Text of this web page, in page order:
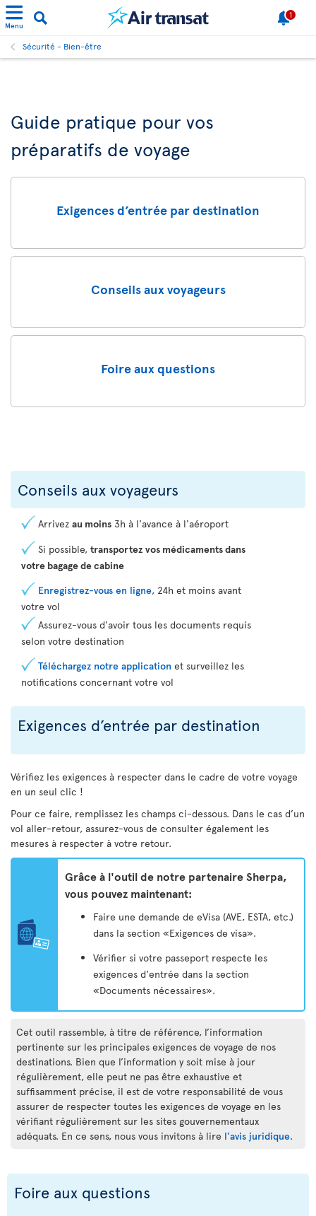
Menu
1
Sécurité - Bien-être
Guide pratique pour vos
préparatifs de voyage
Exigences d’entrée par destination
Conseils aux voyageurs
Foire aux questions
Conseils aux voyageurs
Arrivez au moins 3h à l'avance à l'aéroport
Si possible, transportez vos médicaments dans
votre bagage de cabine
Enregistrez-vous en ligne, 24h et moins avant
votre vol
Assurez-vous d'avoir tous les documents requis
selon votre destination
Téléchargez notre application et surveillez les
notifications concernant votre vol
Exigences d’entrée par destination
Vérifiez les exigences à respecter dans le cadre de votre voyage
en un seul clic !
Pour ce faire, remplissez les champs ci-dessous. Dans le cas d’un
vol aller-retour, assurez-vous de consulter également les
mesures à respecter à votre retour.
Grâce à l'outil de notre partenaire Sherpa,
vous pouvez maintenant:
Faire une demande de eVisa (AVE, ESTA, etc.)
dans la section «Exigences de visa».
Vérifier si votre passeport respecte les
exigences d'entrée dans la section
«Documents nécessaires».
Cet outil rassemble, à titre de référence, l’information
pertinente sur les principales exigences de voyage de nos
destinations. Bien que l’information y soit mise à jour
régulièrement, elle peut ne pas être exhaustive et
suffisamment précise, il est de votre responsabilité de vous
assurer de respecter toutes les exigences de voyage en les
vérifiant régulièrement sur les sites gouvernementaux
adéquats. En ce sens, nous vous invitons à lire l'avis juridique.
Foire aux questions